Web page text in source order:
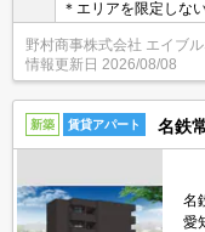
＊エリアを限定しな
す！
野村商事株式会社 エイブ
情報更新日 2026/08/08
新築 賃貸アパート 名鉄
名
愛